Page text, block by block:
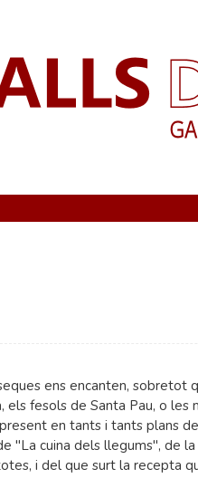
ens encanten, sobretot
fesols de Santa Pau, o
en tants i tants plans
cuina dels llegums", de
i del que surt la recepta